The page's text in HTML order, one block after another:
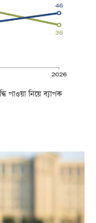
পাওয়া নিয়ে ব্যাপক